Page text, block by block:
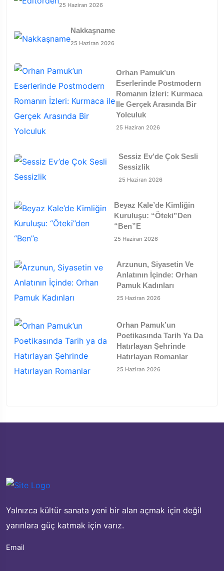
25 Haziran 2026
Nakkaşname
25 Haziran 2026
Orhan Pamuk’un
Eserlerinde Postmodern
Romanın İzleri: Kurmaca
Ile Gerçek Arasında Bir
Yolculuk
25 Haziran 2026
Sessiz Ev’de Çok Sesli
Sessizlik
25 Haziran 2026
Beyaz Kale’de Kimliğin
Kuruluşu: “Öteki”den
“Ben”e
25 Haziran 2026
Arzunun, Siyasetin Ve
Anlatının İçinde: Orhan
Pamuk Kadınları
25 Haziran 2026
Orhan Pamuk’un
Poetikasında Tarih Ya Da
Hatırlayan Şehrinde
Hatırlayan Romanlar
25 Haziran 2026
Yalnızca kültür sanata yeni bir alan açmak için değil
yarınlara güç katmak için varız.
Email